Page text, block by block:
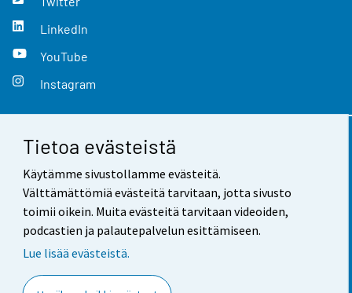
Tietoa evästeistä
Käytämme sivustollamme evästeitä.
Välttämättömiä evästeitä tarvitaan, jotta sivusto
toimii oikein. Muita evästeitä tarvitaan videoiden,
podcastien ja palautepalvelun esittämiseen.
Lue lisää evästeistä.
LinkedIn
YouTube
Instagram
Yhteystiedot
Palaute
Käyttöehdot
Saavutettavuus